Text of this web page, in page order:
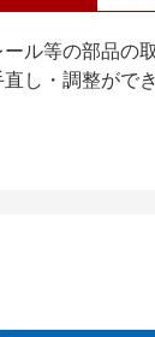
ル等の部品の
し・調整がで